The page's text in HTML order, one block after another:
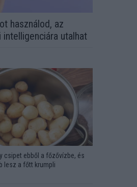
használod, az
utalhat
csipet ebből a főzővízbe, és
lesz a főtt krumpli